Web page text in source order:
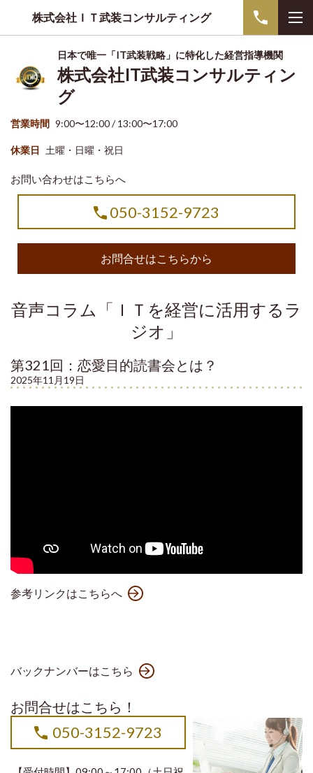
株式会社ＩＴ武装コンサルティング
日本で唯一「IT武装戦略」に特化した経営指導機関
株式会社IT武装コンサルティン
グ
営業時間 9:00〜12:00 / 13:00〜17:00
休業日 土曜・日曜・祝日
お問い合わせはこちらへ
050-3152-9723
お問合せはこちらから
音声コラム「ＩＴを経営に活用するラ
ジオ」
第321回：恋愛目的読書会とは？
2025年11月19日
参考リンクはこちらへ
バックナンバーはこちら
お問合せはこちら！
050-3152-9723